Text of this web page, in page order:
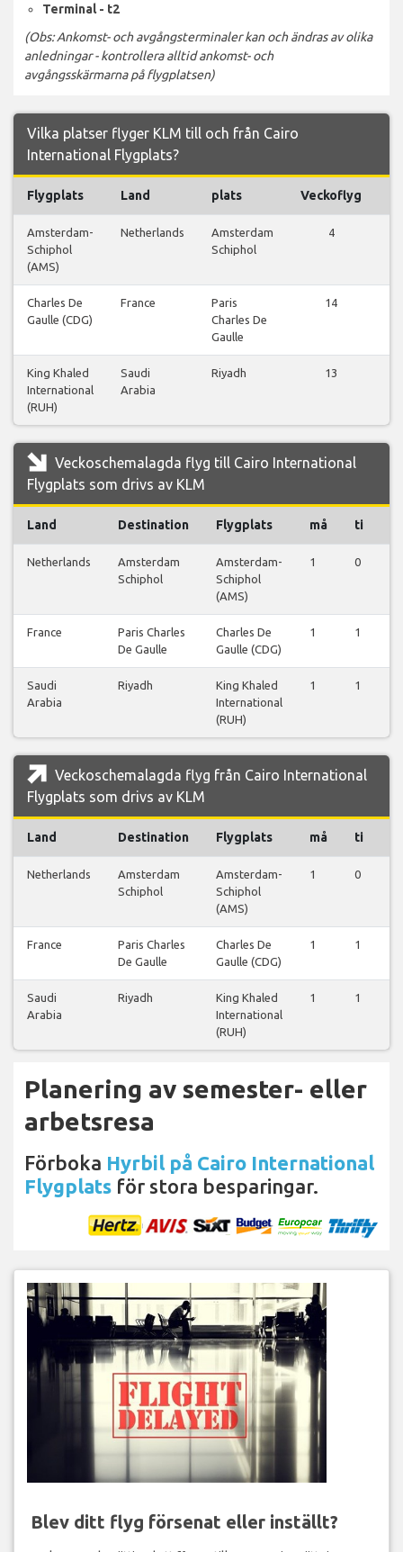
Terminal - t2
(Obs: Ankomst- och avgångsterminaler kan och ändras av olika
anledningar - kontrollera alltid ankomst- och
avgångsskärmarna på flygplatsen)
Vilka platser flyger KLM till och från Cairo
International Flygplats?
Flygplats Land plats Veckoflyg
Amsterdam-
Schiphol
(AMS)
Netherlands
Amsterdam
Schiphol
4
Charles De
Gaulle (CDG)
France
Paris
Charles De
Gaulle
14
King Khaled
International
(RUH)
Saudi
Arabia
Riyadh 13
Veckoschemalagda flyg till Cairo International
Flygplats som drivs av KLM
Land Destination Flygplats må ti
Netherlands
Amsterdam
Schiphol
Amsterdam-
Schiphol
(AMS)
1 0
France
Paris Charles
De Gaulle
Charles De
Gaulle (CDG)
1 1
Saudi
Arabia
Riyadh
King Khaled
International
(RUH)
1 1
Veckoschemalagda flyg från Cairo International
Flygplats som drivs av KLM
Land Destination Flygplats må ti
Netherlands
Amsterdam
Schiphol
Amsterdam-
Schiphol
(AMS)
1 0
France
Paris Charles
De Gaulle
Charles De
Gaulle (CDG)
1 1
Saudi
Arabia
Riyadh
King Khaled
International
(RUH)
1 1
Planering av semester- eller
arbetsresa
Förboka Hyrbil på Cairo International
Flygplats för stora besparingar.
Blev ditt flyg försenat eller inställt?